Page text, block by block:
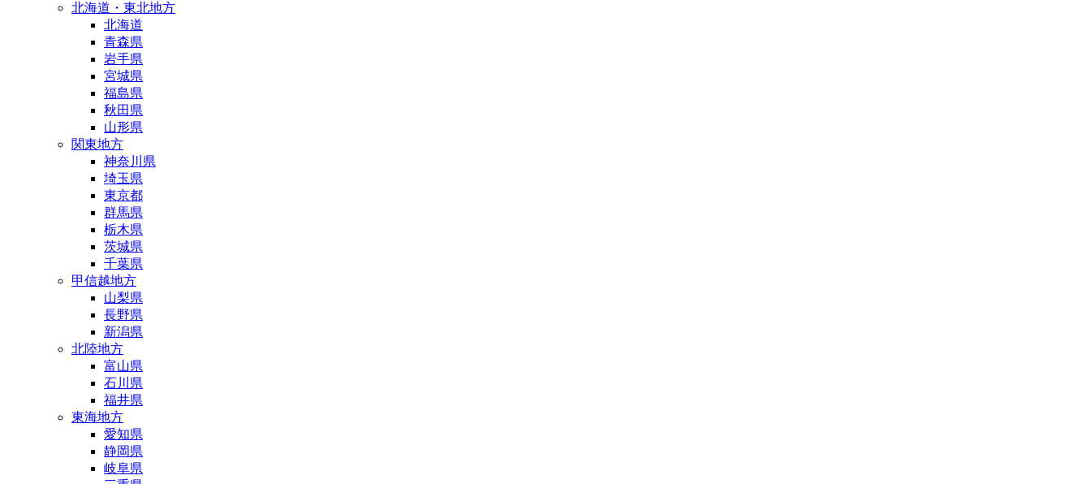
北海道・東北地方
北海道
青森県
岩手県
宮城県
福島県
秋田県
山形県
関東地方
神奈川県
埼玉県
東京都
群馬県
栃木県
茨城県
千葉県
甲信越地方
山梨県
長野県
新潟県
北陸地方
富山県
石川県
福井県
東海地方
愛知県
静岡県
岐阜県